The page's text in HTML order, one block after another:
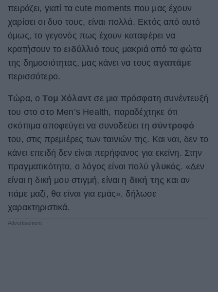
Χωρίς Ταμπέλες
Women's Forum
Γάμος
Market News
πειράζει, γιατί τα cute moments που μας έχουν
χαρίσει οι δυο τους, είναι πολλά. Εκτός από αυτό
όμως, το γεγονός πως έχουν καταφέρει να
κρατήσουν το ειδύλλιό τους μακριά από τα φώτα
της δημοσιότητας, μας κάνει να τους αγαπάμε
περισσότερο.
Τώρα, οΤομ Χόλαντ σε μια πρόσφατη συνέντευξή
του στο στο Men’s Health, παραδέχτηκε ότι
σκόπιμα αποφεύγει να συνοδεύει τη σύντροφό
του, στις πρεμιέρες των ταινιών της. Και ναι, δεν το
κάνει επειδή δεν είναι περήφανος για εκείνη. Στην
πραγματικότητα, ο λόγος είναι πολύγλυκός. «Δεν
είναι η δική μου στιγμή, είναι η δική της και αν
πάμε μαζί, θα είναι για εμάς», δήλωσε
χαρακτηριστικά.